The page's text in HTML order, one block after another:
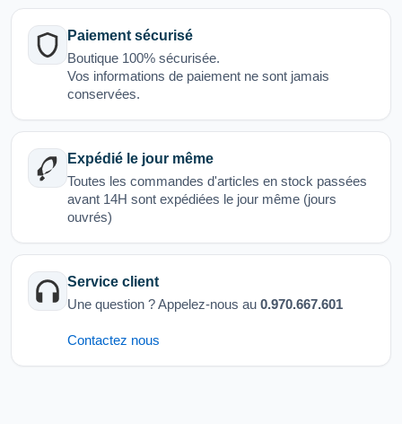
Paiement sécurisé
Boutique 100% sécurisée.
Vos informations de paiement ne sont jamais
conservées.
Expédié le jour même
Toutes les commandes d'articles en stock passées
avant 14H sont expédiées le jour même (jours
ouvrés)
Service client
Une question ? Appelez-nous au 0.970.667.601
Contactez nous